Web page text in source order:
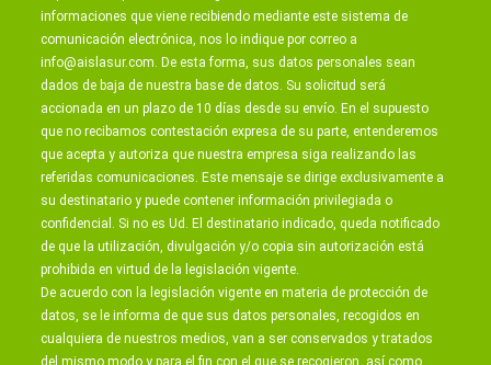
informaciones que viene recibiendo mediante este sistema de
comunicación electrónica, nos lo indique por correo a
info@aislasur.com. De esta forma, sus datos personales sean
dados de baja de nuestra base de datos. Su solicitud será
accionada en un plazo de 10 días desde su envío. En el supuesto
que no recibamos contestación expresa de su parte, entenderemos
que acepta y autoriza que nuestra empresa siga realizando las
referidas comunicaciones. Este mensaje se dirige exclusivamente a
su destinatario y puede contener información privilegiada o
confidencial. Si no es Ud. El destinatario indicado, queda notificado
de que la utilización, divulgación y/o copia sin autorización está
prohibida en virtud de la legislación vigente.
De acuerdo con la legislación vigente en materia de protección de
datos, se le informa de que sus datos personales, recogidos en
cualquiera de nuestros medios, van a ser conservados y tratados
del mismo modo y para el fin con el que se recogieron, así como